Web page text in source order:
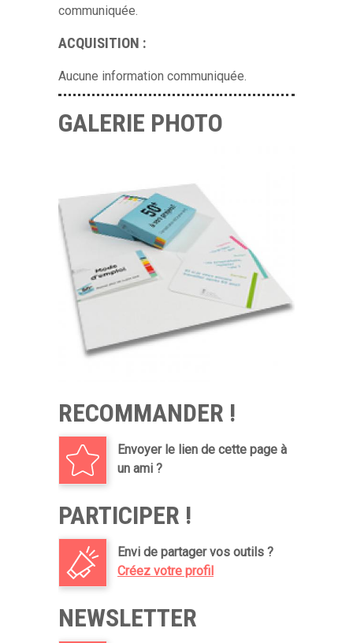
communiquée.
ACQUISITION :
Aucune information communiquée.
GALERIE PHOTO
RECOMMANDER !
Envoyer le lien de cette page à
un ami ?
PARTICIPER !
Envi de partager vos outils ?
Créez votre profil
NEWSLETTER